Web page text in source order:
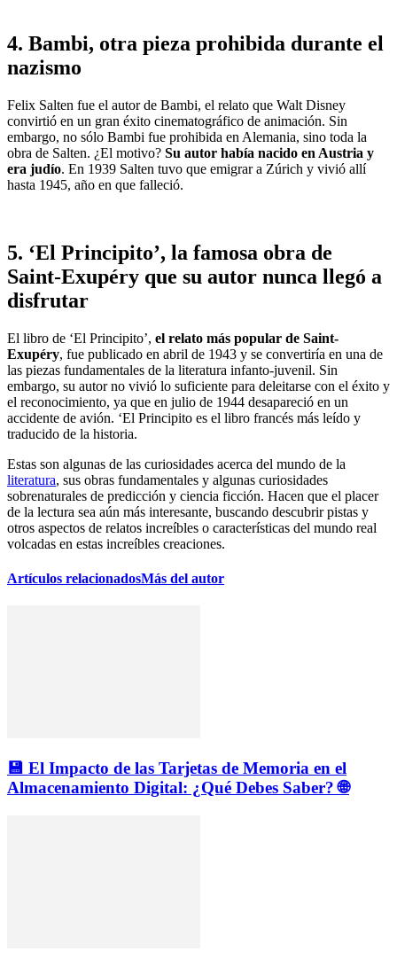
4. Bambi, otra pieza prohibida durante el
nazismo
Felix Salten fue el autor de Bambi, el relato que Walt Disney
convirtió en un gran éxito cinematográfico de animación. Sin
embargo, no sólo Bambi fue prohibida en Alemania, sino toda la
obra de Salten. ¿El motivo? Su autor había nacido en Austria y
era judío. En 1939 Salten tuvo que emigrar a Zúrich y vivió allí
hasta 1945, año en que falleció.
5. ‘El Principito’, la famosa obra de
Saint-Exupéry que su autor nunca llegó a
disfrutar
El libro de ‘El Principito’, el relato más popular de Saint-
Exupéry, fue publicado en abril de 1943 y se convertiría en una de
las piezas fundamentales de la literatura infanto-juvenil. Sin
embargo, su autor no vivió lo suficiente para deleitarse con el éxito y
el reconocimiento, ya que en julio de 1944 desapareció en un
accidente de avión. ‘El Principito es el libro francés más leído y
traducido de la historia.
Estas son algunas de las curiosidades acerca del mundo de la
literatura, sus obras fundamentales y algunas curiosidades
sobrenaturales de predicción y ciencia ficción. Hacen que el placer
de la lectura sea aún más interesante, buscando descubrir pistas y
otros aspectos de relatos increíbles o características del mundo real
volcadas en estas increíbles creaciones.
Artículos relacionadosMás del autor
💾 El Impacto de las Tarjetas de Memoria en el
Almacenamiento Digital: ¿Qué Debes Saber? 🌐